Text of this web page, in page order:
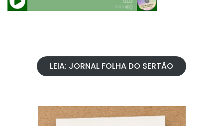
LEIA: JORNAL FOLHA DO SERTÃO